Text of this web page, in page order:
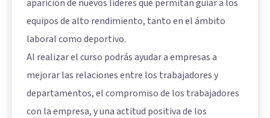
aparición de nuevos líderes que permitan guiar a los
equipos de alto rendimiento, tanto en el ámbito
laboral como deportivo.
Al realizar el curso podrás ayudar a empresas a
mejorar las relaciones entre los trabajadores y
departamentos, el compromiso de los trabajadores
con la empresa, y una actitud positiva de los